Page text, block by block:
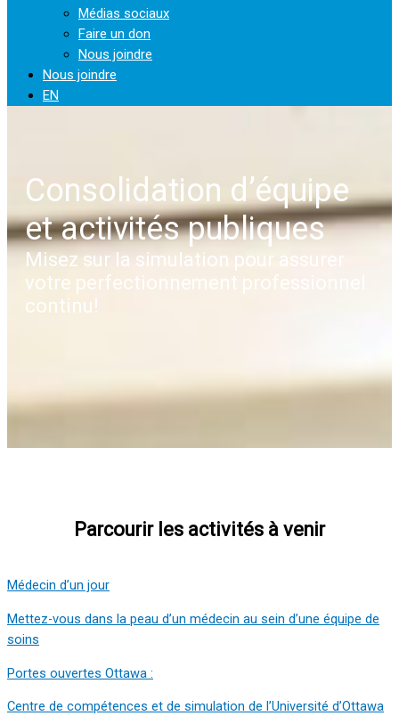
Médias sociaux
Faire un don
Nous joindre
Nous joindre
EN
Consolidation d’équipe
et activités publiques
Misez sur la simulation pour assurer
votre perfectionnement professionnel
continu!
Parcourir les activités à venir
Médecin d’un jour
Mettez-vous dans la peau d’un médecin au sein d’une équipe de
soins
Portes ouvertes Ottawa :
Centre de compétences et de simulation de l’Université d’Ottawa